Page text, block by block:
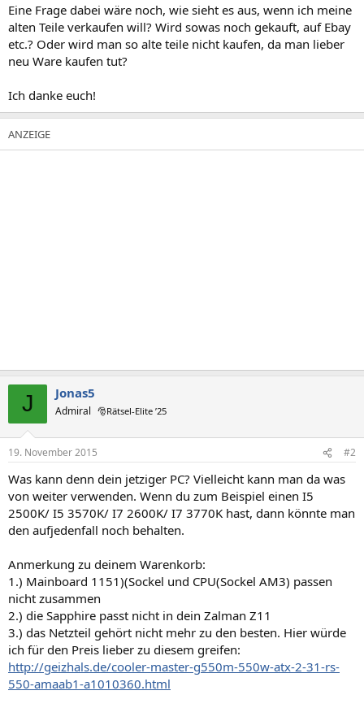
Eine Frage dabei wäre noch, wie sieht es aus, wenn ich meine
alten Teile verkaufen will? Wird sowas noch gekauft, auf Ebay
etc.? Oder wird man so alte teile nicht kaufen, da man lieber
neu Ware kaufen tut?
Ich danke euch!
J Jonas5
Admiral 🎅Rätsel-Elite ’25
19. November 2015 #2
Was kann denn dein jetziger PC? Vielleicht kann man da was
von weiter verwenden. Wenn du zum Beispiel einen I5
2500K/ I5 3570K/ I7 2600K/ I7 3770K hast, dann könnte man
den aufjedenfall noch behalten.
Anmerkung zu deinem Warenkorb:
1.) Mainboard 1151)(Sockel und CPU(Sockel AM3) passen
nicht zusammen
2.) die Sapphire passt nicht in dein Zalman Z11
3.) das Netzteil gehört nicht mehr zu den besten. Hier würde
ich für den Preis lieber zu diesem greifen:
http://geizhals.de/cooler-master-g550m-550w-atx-2-31-rs-
550-amaab1-a1010360.html